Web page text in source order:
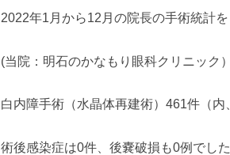
2022年1月から12月の院長の手術統計を
(当院：明石のかなもり眼科クリニック）
白内障手術（水晶体再建術）461件（
術後感染症は0件、後嚢破損も0例でした